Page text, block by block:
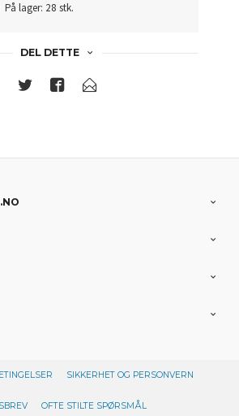
På lager: 28 stk.
DEL DETTE
SIKKERHET OG PERSONVERN
OFTE STILTE SPØRSMÅL